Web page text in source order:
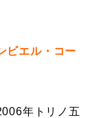
ビエル・コー
年トリノ五